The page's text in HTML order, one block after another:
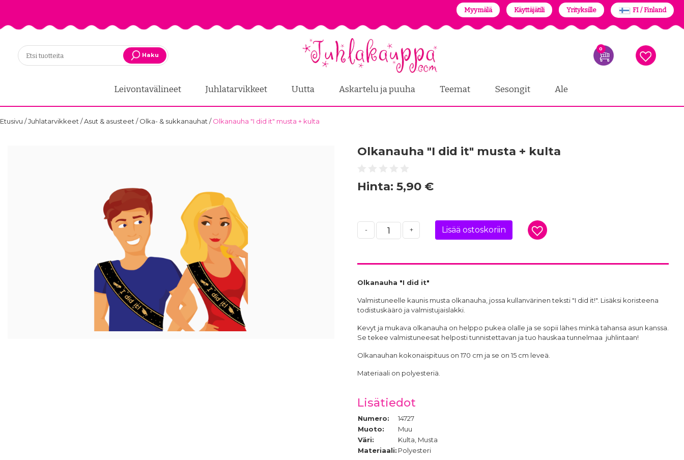
Myymälä Käyttäjätili Yrityksille FI / Finland
Haku
0
Leivontavälineet Juhlatarvikkeet Uutta Askartelu ja puuha Teemat Sesongit Ale
Etusivu /Juhlatarvikkeet /Asut & asusteet /Olka- & sukkanauhat /Olkanauha "I did it" musta + kulta
Olkanauha "I did it" musta + kulta
Hinta: 5,90 €
- + Lisää ostoskoriin
Olkanauha "I did it"
Valmistuneelle kaunis musta olkanauha, jossa kullanvärinen teksti "I did it!". Lisäksi koristeena
todistuskäärö ja valmistujaislakki.
Kevyt ja mukava olkanauha on helppo pukea olalle ja se sopii lähes minkä tahansa asun kanssa.
Se tekee valmistuneesat helposti tunnistettavan ja tuo hauskaa tunnelmaa juhlintaan!
Olkanauhan kokonaispituus on 170 cm ja se on 15 cm leveä.
Materiaali on polyesteriä.
Lisätiedot
Numero:
14727
Muoto:
Muu
Väri:
Kulta, Musta
Materiaali: Polyesteri